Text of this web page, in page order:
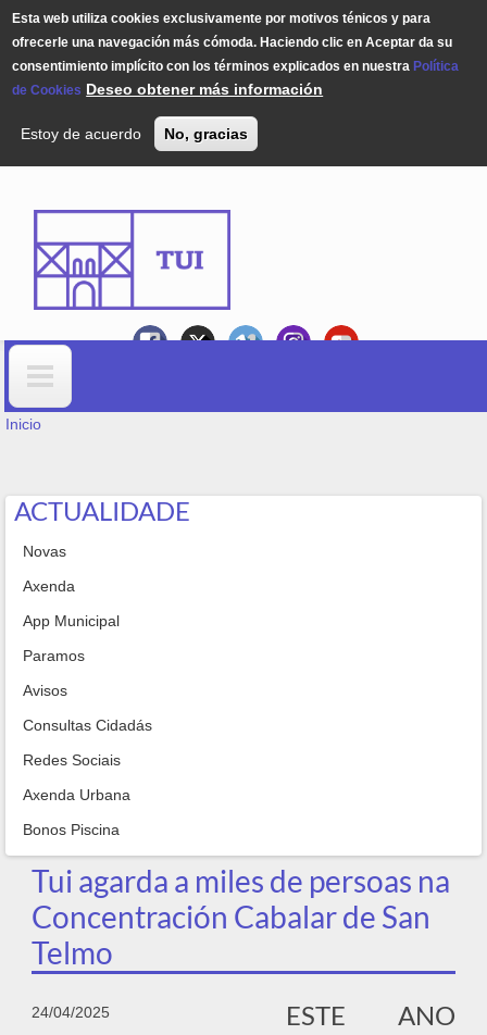
Esta web utiliza cookies exclusivamente por motivos ténicos y para
ofrecerle una navegación más cómoda. Haciendo clic en Aceptar da su
consentimiento implícito con los términos explicados en nuestra Política
de Cookies Deseo obtener más información
Estoy de acuerdo No, gracias
Formulario de búsqueda
USTED ESTÁ AQUÍ
Inicio
ACTUALIDADE
Novas
Axenda
App Municipal
Paramos
Avisos
Consultas Cidadás
Redes Sociais
Axenda Urbana
Bonos Piscina
Tui agarda a miles de persoas na
Concentración Cabalar de San
Telmo
24/04/2025
ESTE ANO